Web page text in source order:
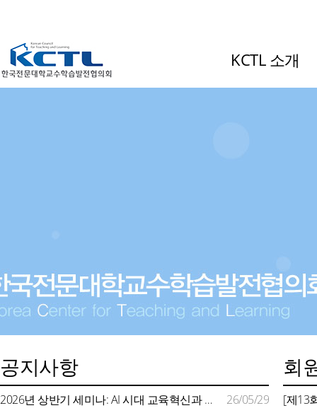
KCTL 소개
공지사항
2026년 상반기 세미나: AI 시대 교육혁신과 미래형 교수학습 지원
26/05/29
회